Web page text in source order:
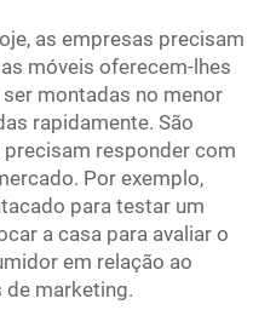
as empresas precisam
móveis oferecem-lhes
montadas no menor
rapidamente. São
responder com
Por exemplo,
para testar um
a casa para avaliar o
em relação ao
marketing.